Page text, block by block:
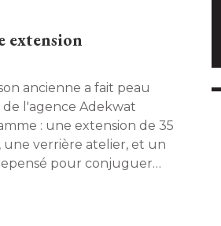
extension
l'agence Adekwat
: une extension de 35
une verrière atelier, et un
pour conjuguer